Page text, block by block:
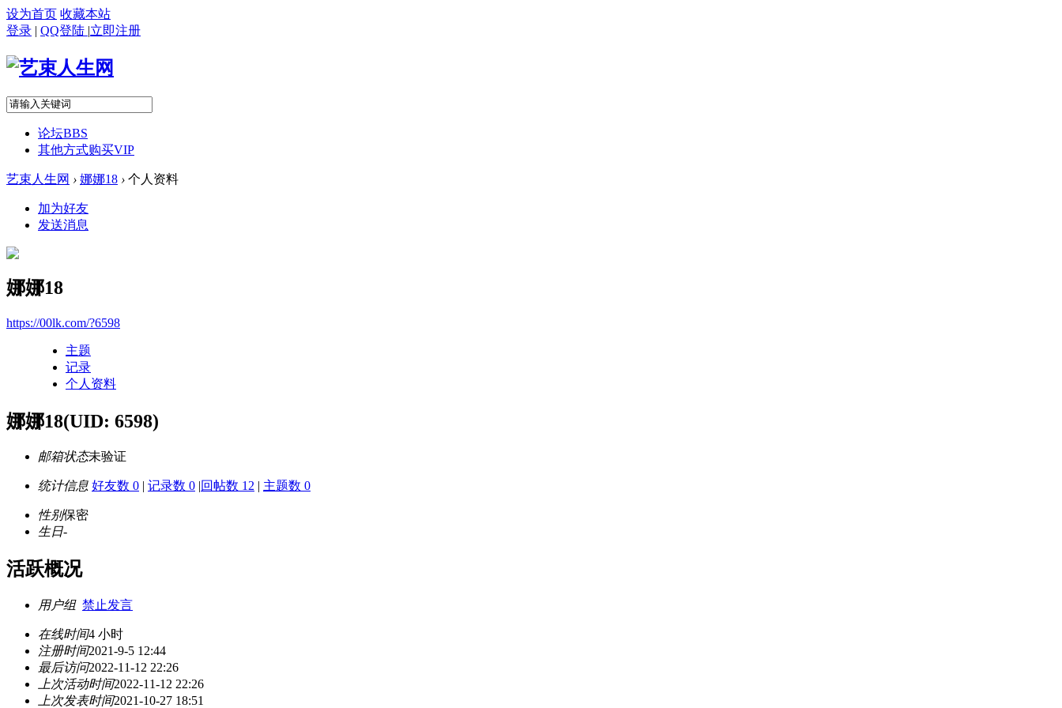
设为首页 收藏本站
登录 | QQ登陆 |立即注册
论坛BBS
其他方式购买VIP
艺束人生网 › 娜娜18 › 个人资料
加为好友
发送消息
娜娜18
https://00lk.com/?6598
主题
记录
个人资料
娜娜18(UID: 6598)
邮箱状态未验证
统计信息 好友数 0 | 记录数 0 |回帖数 12 | 主题数 0
性别保密
生日-
活跃概况
用户组 禁止发言
在线时间4 小时
注册时间2021-9-5 12:44
最后访问2022-11-12 22:26
上次活动时间2022-11-12 22:26
上次发表时间2021-10-27 18:51